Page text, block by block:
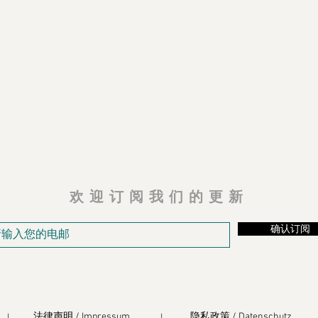
欢迎订阅我们的更新
确认订阅